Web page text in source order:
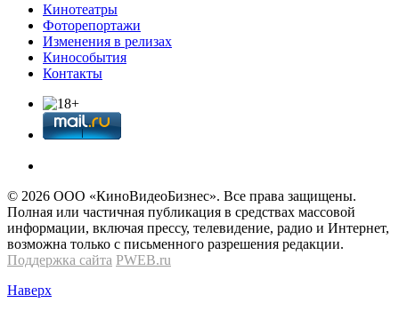
Кинотеатры
Фоторепортажи
Изменения в релизах
Кинособытия
Контакты
© 2026 OOО «КиноВидеоБизнес». Все права защищены.
Полная или частичная публикация в средствах массовой
информации, включая прессу, телевидение, радио и Интернет,
возможна только с письменного разрешения редакции.
Поддержка сайта PWEB.ru
Наверх